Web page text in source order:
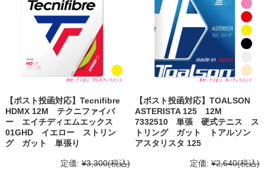
【ポスト投函対応】Tecnifibre
HDMX 12M テクニファイバ
ー エイチディエムエックス
01GHD イエロー ストリン
グ ガット 単張り
定価: ¥3,300(税込)
【ポスト投函対応】TOALSON
ASTERISTA 125 12M
7332510 単張 硬式テニス ス
トリング ガット トアルソン
アスタリスタ 125
定価: ¥2,640(税込)